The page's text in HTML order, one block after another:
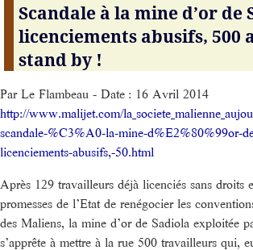
Scandale à la mine d’or de
licenciements abusifs, 500
stand by !
Par Le Flambeau - Date : 16 Avril 2014
http://www.malijet.com/
scandale-%C3%A0-la-mine-d%E2%80%99or-
licenciements-abusifs,-50.html
Après 129 travailleurs déjà licenciés sans droits
promesses de l’Etat de renégocier les
des Maliens, la mine d’or de Sadiola exploitée
s’apprête à mettre à la rue 500 travailleurs qui,